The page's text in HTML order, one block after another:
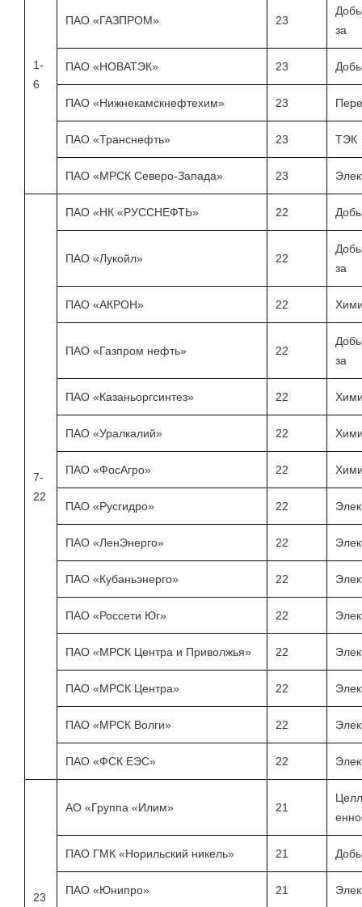
1-
6
ПАО «ГАЗПРОМ» 23
за
ПАО «НОВАТЭК» 23
ПАО «Нижнекамскнефтехим» 23
ПАО «Транснефть» 23 ТЭК
ПАО «МРСК Северо-Запада» 23
7-
22
ПАО «НК «РУССНЕФТЬ» 22
ПАО «Лукойл» 22
за
ПАО «АКРОН» 22
ПАО «Газпром нефть» 22
за
ПАО «Казаньоргсинтез» 22
ПАО «Уралкалий» 22
ПАО «ФосАгро» 22
ПАО «Русгидро» 22
ПАО «ЛенЭнерго» 22
ПАО «Кубаньэнерго» 22
ПАО «Россети Юг» 22
ПАО «МРСК Центра и Приволжья» 22
ПАО «МРСК Центра» 22
ПАО «МРСК Волги» 22
ПАО «ФСК ЕЭС» 22
23
АО «Группа «Илим» 21
ПАО ГМК «Норильский никель» 21
ПАО «Юнипро» 21